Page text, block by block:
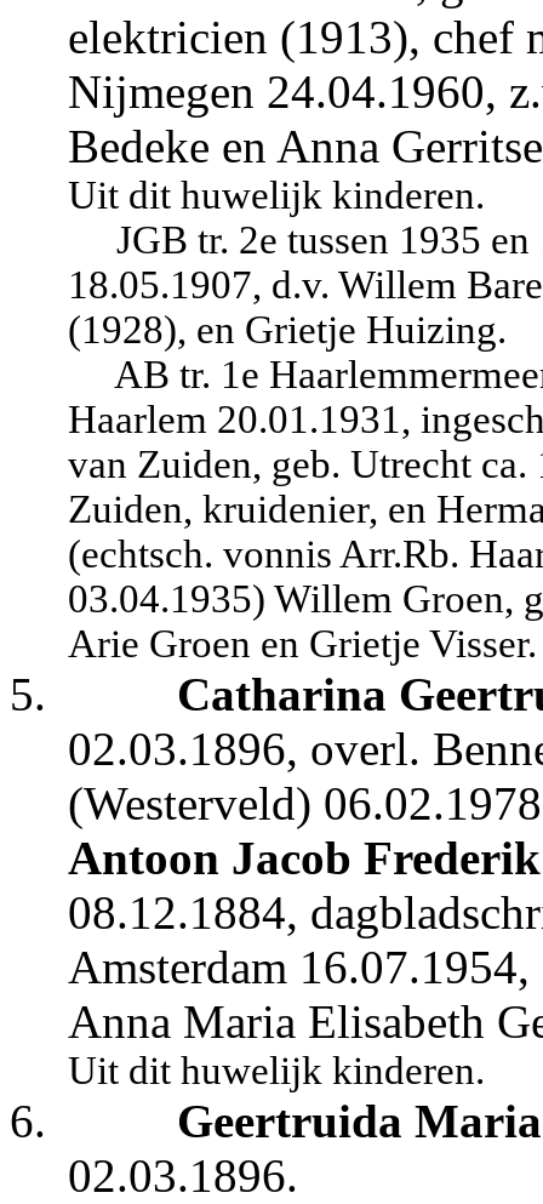
elektricien (1913), chef
Nijmegen 24.04.1960,
Bedeke en Anna
Uit dit huwelijk kinderen.
JGB tr. 2e tussen 1935
18.05.1907, d.v. Willem
(1928), en Grietje Huizing.
AB tr. 1e
Haarlem 20.01.1931,
van Zuiden, geb. Utrecht
Zuiden, kruidenier, en
(echtsch. vonnis Arr.Rb.
03.04.1935) Willem Groen,
Arie Groen en Grietje Visser.
5.
Catharina
02.03.1896, overl.
(Westerveld)
Antoon Jacob
08.12.1884,
Amsterdam 16.07.1954,
Anna Maria Elisabeth
Uit dit huwelijk kinderen.
6.
Geertruida
02.03.1896.